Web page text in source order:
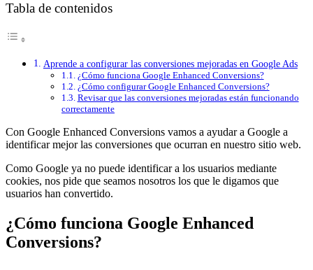
Tabla de contenidos
Aprende a configurar las conversiones mejoradas en Google Ads
¿Cómo funciona Google Enhanced Conversions?
¿Cómo configurar Google Enhanced Conversions?
Revisar que las conversiones mejoradas están funcionando
correctamente
Con Google Enhanced Conversions vamos a ayudar a Google a
identificar mejor las conversiones que ocurran en nuestro sitio web.
Como Google ya no puede identificar a los usuarios mediante
cookies, nos pide que seamos nosotros los que le digamos que
usuarios han convertido.
¿Cómo funciona Google Enhanced
Conversions?